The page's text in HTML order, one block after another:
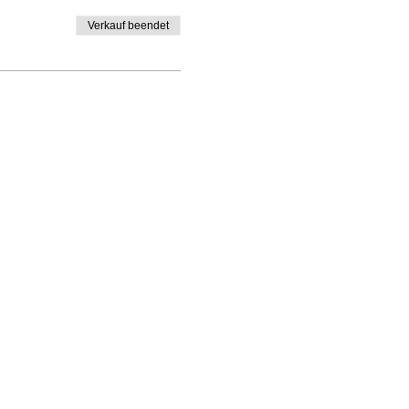
Verkauf beendet